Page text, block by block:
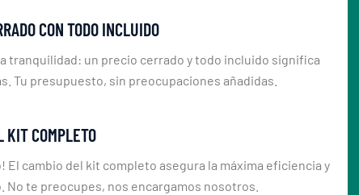
CON TODO INCLUIDO
tranquilidad: un precio cerrado y todo incluido significa
Tu presupuesto, sin preocupaciones añadidas.
KIT COMPLETO
El cambio del kit completo asegura la máxima eficiencia y
No te preocupes, nos encargamos nosotros.